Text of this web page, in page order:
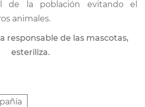
de la población evitando el
animales.
responsable de las mascotas,
esteriliza.